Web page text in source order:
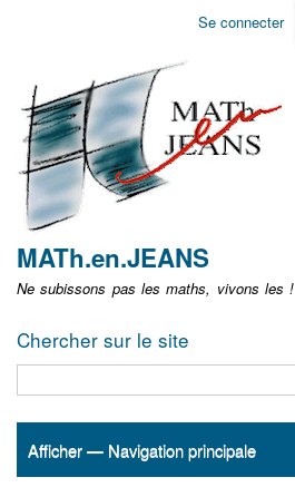
Aller
non
identifié
Se connecter
MATh.en.JEANS
Ne subissons pas les maths, vivons les !
Chercher sur le site
Navigation
Afficher — Navigation principale